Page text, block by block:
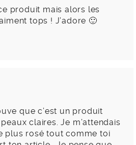
produit mais alors les
tops ! J’adore 🙂
que c’est un produit
claires. Je m’attendais
plus rosé tout comme toi